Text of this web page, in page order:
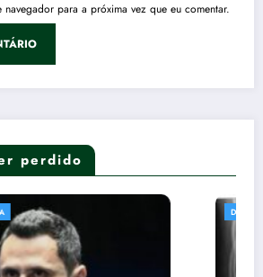
navegador para a próxima vez que eu comentar.
perdido